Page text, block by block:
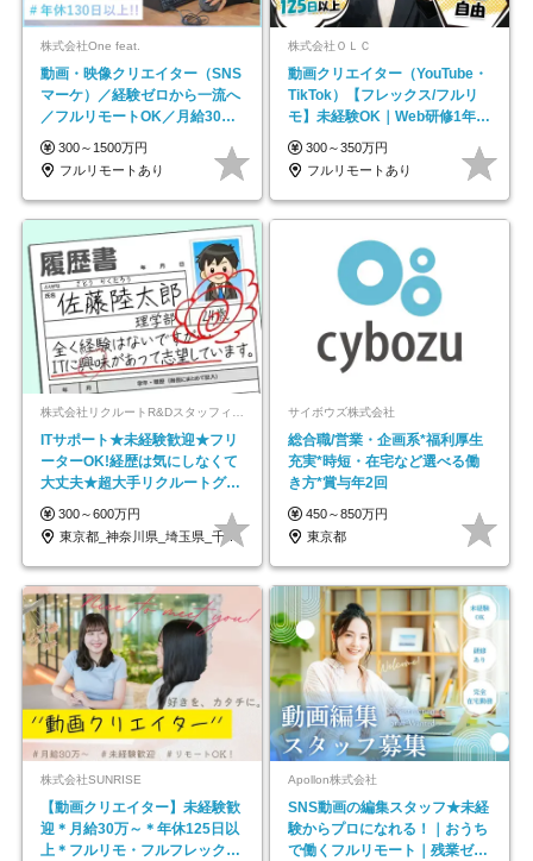
株式会社One feat.
動画・映像クリエイター（SNS
マーケ）／経験ゼロから一流へ
／フルリモートOK／月給30万
円～／年休130日以上
300～1500万円
フルリモートあり
株式会社ＯＬＣ
動画クリエイター（YouTube・
TikTok）【フレックス/フルリ
モ】未経験OK｜Web研修1年間
｜副業OK
300～350万円
フルリモートあり
株式会社リクルートR&Dスタッフィング【リクルートグループ】
ITサポート★未経験歓迎★フリ
ーターOK!経歴は気にしなくて
大丈夫★超大手リクルートグル
ープの正社員/sg
300～600万円
東京都_神奈川県_埼玉県_千葉県_大阪府…
サイボウズ株式会社
総合職/営業・企画系*福利厚生
充実*時短・在宅など選べる働
き方*賞与年2回
450～850万円
東京都
株式会社SUNRISE
【動画クリエイター】未経験歓
迎＊月給30万～＊年休125日以
上＊フルリモ・フルフレックス
Apollon株式会社
SNS動画の編集スタッフ★未経
験からプロになれる！｜おうち
で働くフルリモート｜残業ゼロ